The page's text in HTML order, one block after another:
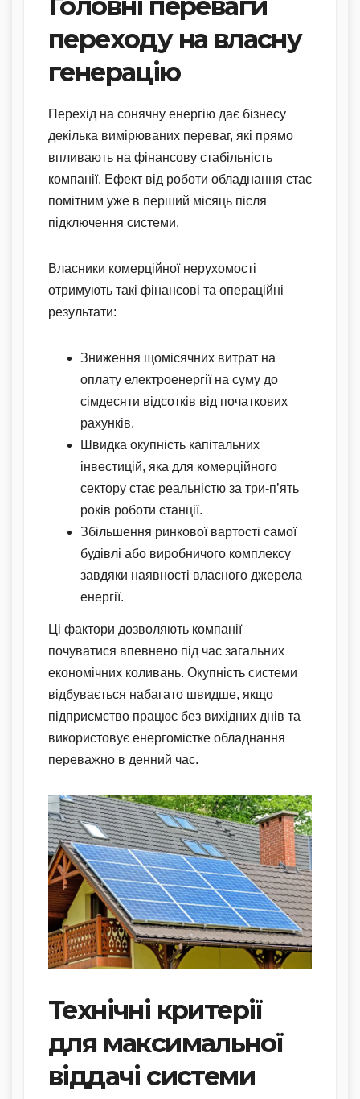
переходу на власну
генерацію
Перехід на сонячну енергію дає бізнесу
декілька вимірюваних переваг, які прямо
впливають на фінансову стабільність
компанії. Ефект від роботи обладнання стає
помітним уже в перший місяць після
підключення системи.
Власники комерційної нерухомості
отримують такі фінансові та операційні
результати:
Зниження щомісячних витрат на
оплату електроенергії на суму до
сімдесяти відсотків від початкових
рахунків.
Швидка окупність капітальних
інвестицій, яка для комерційного
сектору стає реальністю за три-п’ять
років роботи станції.
Збільшення ринкової вартості самої
будівлі або виробничого комплексу
завдяки наявності власного джерела
енергії.
Ці фактори дозволяють компанії
почуватися впевнено під час загальних
економічних коливань. Окупність системи
відбувається набагато швидше, якщо
підприємство працює без вихідних днів та
використовує енергомістке обладнання
переважно в денний час.
Технічні критерії
для максимальної
віддачі системи